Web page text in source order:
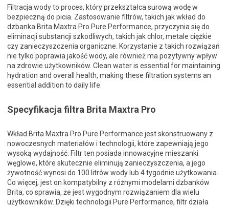
Filtracja wody to proces, który przekształca surową wodę w
bezpieczną do picia. Zastosowanie filtrów, takich jak wkład do
dzbanka Brita Maxtra Pro Pure Performance, przyczynia się do
eliminacji substancji szkodliwych, takich jak chlor, metale ciężkie
czy zanieczyszczenia organiczne. Korzystanie z takich rozwiązań
nie tylko poprawia jakość wody, ale również ma pozytywny wpływ
na zdrowie użytkowników. Clean water is essential for maintaining
hydration and overall health, making these filtration systems an
essential addition to daily life.
Specyfikacja filtra Brita Maxtra Pro
Wkład Brita Maxtra Pro Pure Performance jest skonstruowany z
nowoczesnych materiałów i technologii, które zapewniają jego
wysoką wydajność. Filtr ten posiada innowacyjne mieszanki
węglowe, które skutecznie eliminują zanieczyszczenia, a jego
żywotność wynosi do 100 litrów wody lub 4 tygodnie użytkowania.
Co więcej, jest on kompatybilny z różnymi modelami dzbanków
Brita, co sprawia, że jest wygodnym rozwiązaniem dla wielu
użytkowników. Dzięki technologii Pure Performance, filtr działa